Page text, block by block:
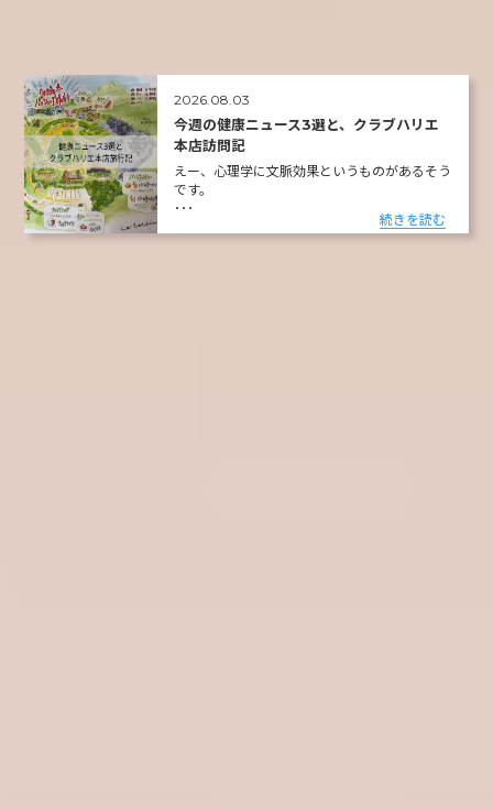
2026.08.03
今週の健康ニュース3選と、クラブハリエ
本店訪問記
えー、心理学に文脈効果というものがあるそう
です。
･･･
続きを読む